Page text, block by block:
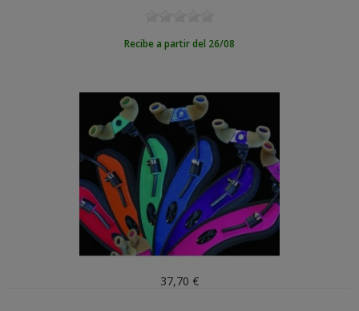
Recibe a partir del 26/08
37,70 €